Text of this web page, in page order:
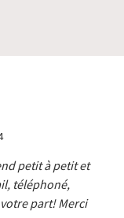
petit à petit et
téléphoné,
part! Merci